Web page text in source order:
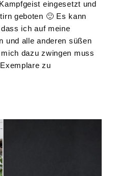
eingesetzt und
geboten 🙂 Es kann
ich auf meine
und alle anderen süßen
dazu zwingen muss
zu